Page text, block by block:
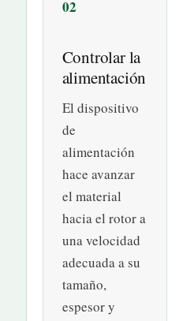
Controlar la
alimentación
El dispositivo
de
alimentación
hace avanzar
el material
hacia el rotor a
una velocidad
adecuada a su
tamaño,
espesor y